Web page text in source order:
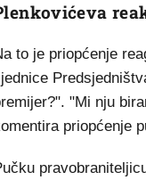
to je priopćenje
"Mi nju
priopćenje